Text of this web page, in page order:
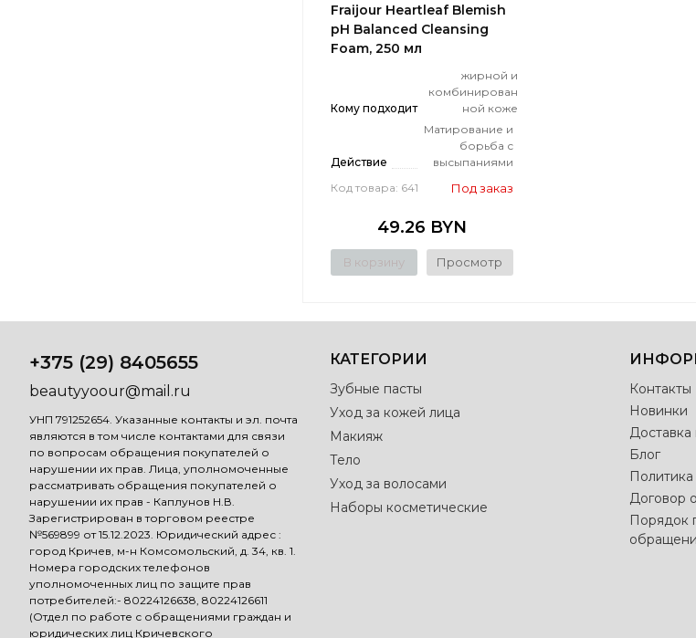
Fraijour Heartleaf Blemish
pH Balanced Cleansing
Foam, 250 мл
Кому подходит
жирной и
комбинирован
ной коже
Действие
Матирование и
борьба с
высыпаниями
Код товара: 641
Под заказ
49.26 BYN
В корзину Просмотр
+375 (29) 8405655
beautyyoour@mail.ru
УНП 791252654. Указанные контакты и эл. почта
являются в том числе контактами для связи
по вопросам обращения покупателей о
нарушении их прав. Лица, уполномоченные
рассматривать обращения покупателей о
нарушении их прав - Каплунов Н.В.
Зарегистрирован в торговом реестре
№569899 от 15.12.2023. Юридический адрес :
город Кричев, м-н Комсомольский, д. 34, кв. 1.
Номера городских телефонов
уполномоченных лиц по защите прав
потребителей:- 80224126638, 80224126611
(Отдел по работе с обращениями граждан и
юридических лиц Кричевского
КАТЕГОРИИ
Зубные пасты
Уход за кожей лица
Макияж
Тело
Уход за волосами
Наборы косметические
Контакты
Новинки
Доставка
Блог
Договор
Порядок